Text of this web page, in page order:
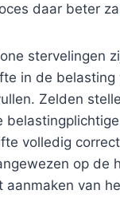
daar beter
stervelingen
in de belasting
Zelden
volledig
op de
aanmaken van